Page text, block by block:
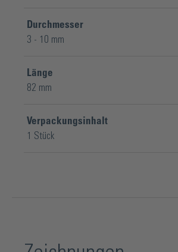
Durchmesser
3 - 10 mm
Länge
82 mm
Verpackungsinhalt
1 Stück